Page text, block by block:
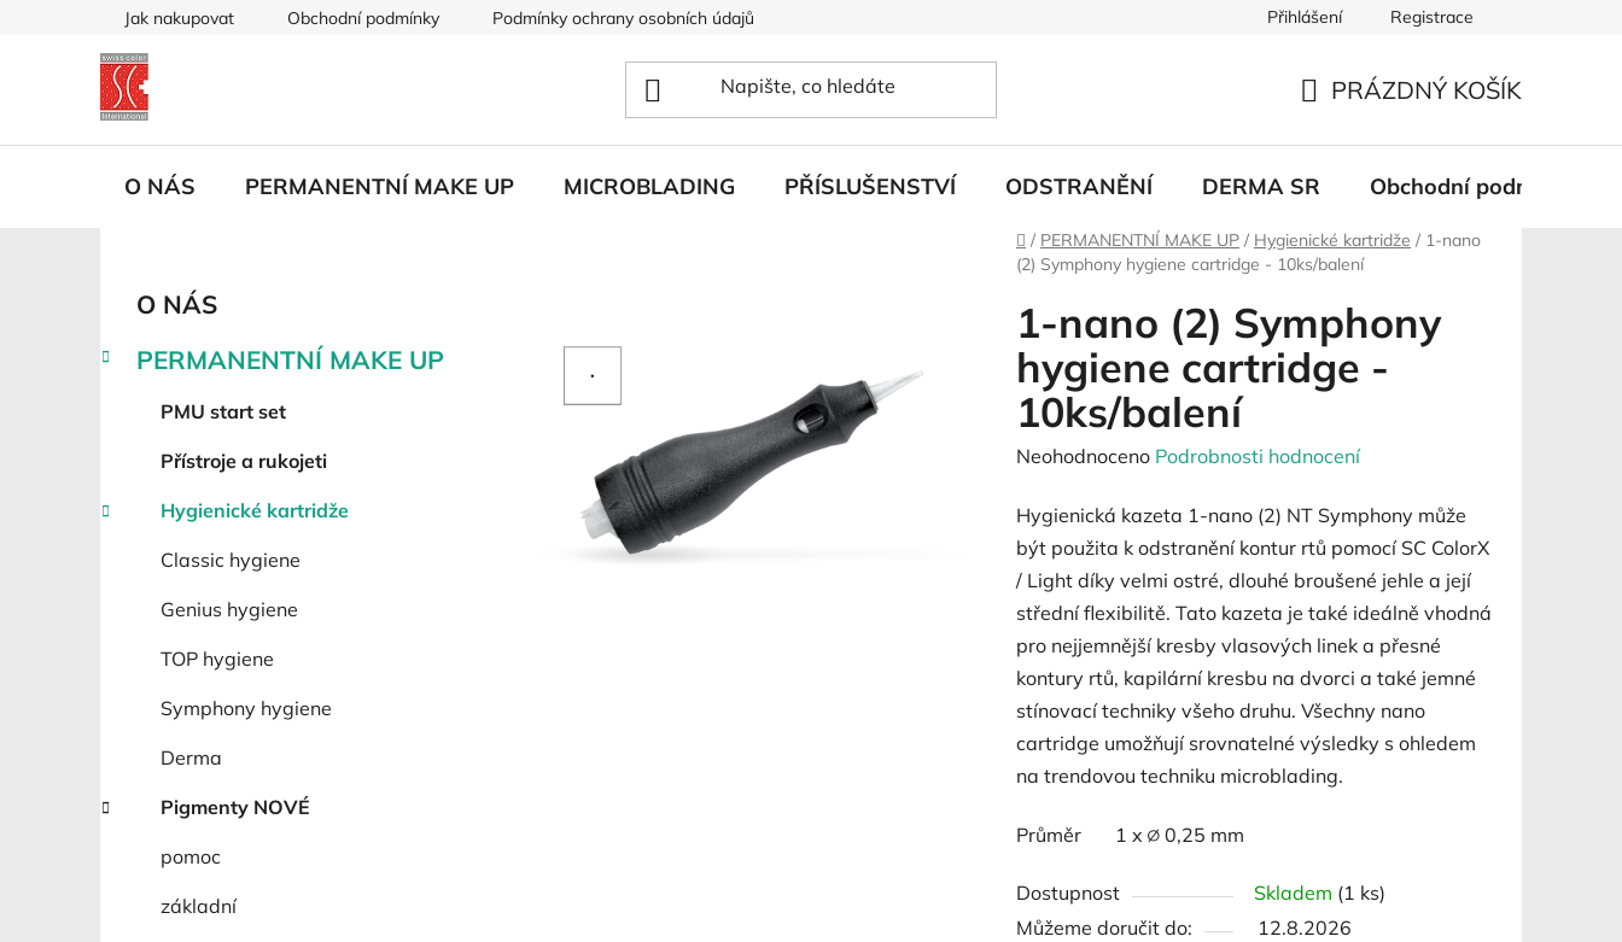
Jak nakupovat Obchodní podmínky Podmínky ochrany osobních údajů Přihlášení Registrace
KOŠÍK
PRÁZDNÝ KOŠÍK
O NÁS PERMANENTNÍ MAKE UP MICROBLADING PŘÍSLUŠENSTVÍ ODSTRANĚNÍ DERMA SR Obchodní podmínky
Domů
/ PERMANENTNÍ MAKE UP / Hygienické kartridže / 1-nano
(2) Symphony hygiene cartridge - 10ks/balení
s
n
kategorie
e
e
O NÁS
PERMANENTNÍ MAKE UP
PMU start set
Přístroje a rukojeti
Hygienické kartridže
Classic hygiene
Genius hygiene
TOP hygiene
Symphony hygiene
Derma
Pigmenty NOVÉ
pomoc
základní
1-nano (2) Symphony
hygiene cartridge -
10ks/balení
Průměrné
produktu
je
0,0
z
5
hvězdiček.
Neohodnoceno Podrobnosti hodnocení
Hygienická kazeta 1-nano (2) NT Symphony může
být použita k odstranění kontur rtů pomocí SC ColorX
/ Light díky velmi ostré, dlouhé broušené jehle a její
střední flexibilitě. Tato kazeta je také ideálně vhodná
pro nejjemnější kresby vlasových linek a přesné
kontury rtů, kapilární kresbu na dvorci a také jemné
stínovací techniky všeho druhu. Všechny nano
cartridge umožňují srovnatelné výsledky s ohledem
na trendovou techniku ​​microblading.
Průměr 1 x ∅ 0,25 mm
Dostupnost Skladem (1 ks)
Můžeme doručit do:
12.8.2026